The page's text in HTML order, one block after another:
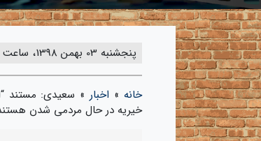
پنجشنبه 03 بهمن 1398، ساعت 17:08
خانه» اخبار» سعیدی: مستند
خیریه در حال مردمی شدن